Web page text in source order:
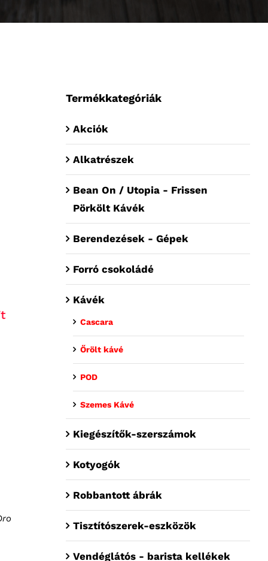
Termékkategóriák
Akciók
Alkatrészek
Bean On / Utopia - Frissen
Pörkölt Kávék
Berendezések - Gépek
Forró csokoládé
Kávék
Cascara
Őrölt kávé
POD
Szemes Kávé
Kiegészítők-szerszámok
Kotyogók
Robbantott ábrák
Tisztítószerek-eszközök
Vendéglátós - barista kellékek